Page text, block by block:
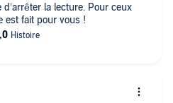
la lecture. Pour ceux
est fait pour vous !